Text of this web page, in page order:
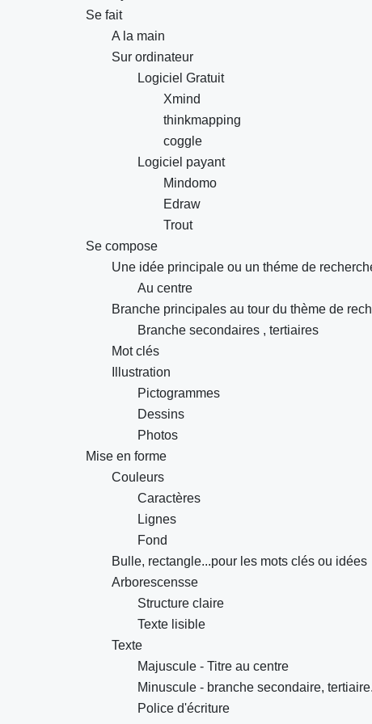
Se fait
A la main
Sur ordinateur
Logiciel Gratuit
Xmind
thinkmapping
coggle
Logiciel payant
Mindomo
Edraw
Trout
Se compose
Une idée principale ou un théme de
Au centre
Branche principales au tour du thème de
Branche secondaires , tertiaires
Mot clés
Illustration
Pictogrammes
Dessins
Photos
Mise en forme
Couleurs
Caractères
Lignes
Fond
Bulle, rectangle...pour les mots clés ou idées
Arborescensse
Structure claire
Texte lisible
Texte
Majuscule - Titre au centre
Minuscule - branche secondaire,
Police d'écriture